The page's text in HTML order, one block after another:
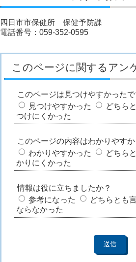
四日市市保健所 保健予防課
電話番号：059-352-0595
このページに関するアン
このページは見つけやすかったで
見つけやすかった
どちら
つけにくかった
このページの内容はわかりやす
わかりやすかった
どちら
かりにくかった
情報は役に立ちましたか？
参考になった
どちらとも
ならなかった